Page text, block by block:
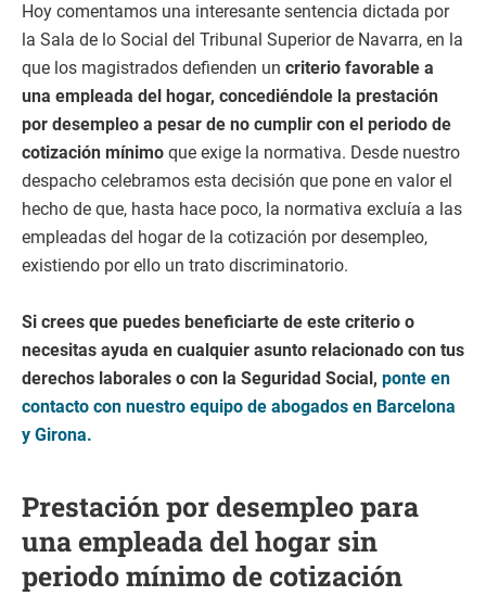
Hoy comentamos una interesante sentencia dictada por
la Sala de lo Social del Tribunal Superior de Navarra, en la
que los magistrados defienden un criterio favorable a
una empleada del hogar, concediéndole la prestación
por desempleo a pesar de no cumplir con el periodo de
cotización mínimo que exige la normativa. Desde nuestro
despacho celebramos esta decisión que pone en valor el
hecho de que, hasta hace poco, la normativa excluía a las
empleadas del hogar de la cotización por desempleo,
existiendo por ello un trato discriminatorio.
Si crees que puedes beneficiarte de este criterio o
necesitas ayuda en cualquier asunto relacionado con tus
derechos laborales o con la Seguridad Social, ponte en
contacto con nuestro equipo de abogados en Barcelona
y Girona.
Prestación por desempleo para
una empleada del hogar sin
periodo mínimo de cotización